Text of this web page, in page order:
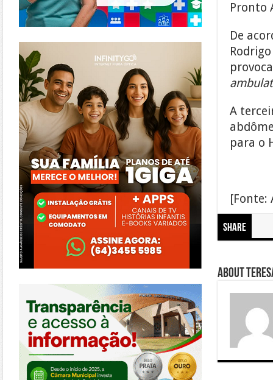
Pronto
De
A
para o
[Fonte:
Share
About
https://www.infinitygo.com.br/
https://morrinhos.go.leg.br/